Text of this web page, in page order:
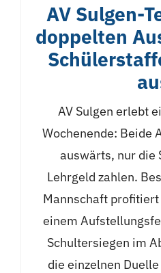
AV Sulgen-
doppelten
AV Sulgen erlebt
Wochenende: Beide
auswärts, nur die
Lehrgeld zahlen.
Mannschaft profitiert
einem
Schultersiegen im
die einzelnen